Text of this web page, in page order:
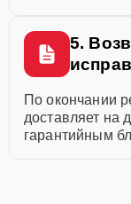
5.
По окончании
доставляет на
гарантийным